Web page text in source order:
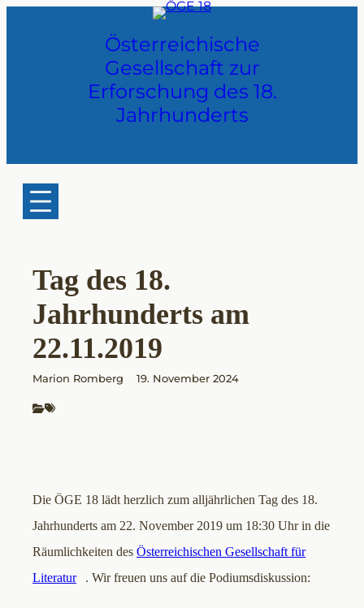
Österreichische
Gesellschaft zur
Erforschung des 18.
Jahrhunderts
Tag des 18.
Jahrhunderts am
22.11.2019
Marion Romberg 19. November 2024
Die ÖGE 18 lädt herzlich zum alljährlichen Tag des 18.
Jahrhunderts am 22. November 2019 um 18:30 Uhr in die
Räumlichkeiten des Österreichischen Gesellschaft für
Literatur
. Wir freuen uns auf die Podiumsdiskussion: